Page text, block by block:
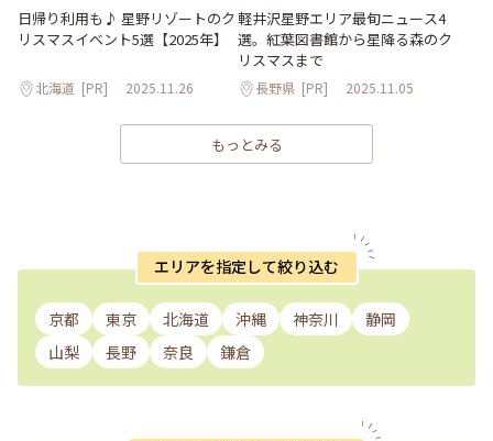
日帰り利用も♪ 星野リゾートのク
リスマスイベント5選【2025年】
北海道 [PR] 2025.11.26
軽井沢星野エリア最旬ニュース4
選。紅葉図書館から星降る森のク
リスマスまで
長野県 [PR] 2025.11.05
もっとみる
エリアを指定して絞り込む
京都 東京 北海道 沖縄 神奈川
静岡
山梨
長野 奈良 鎌倉